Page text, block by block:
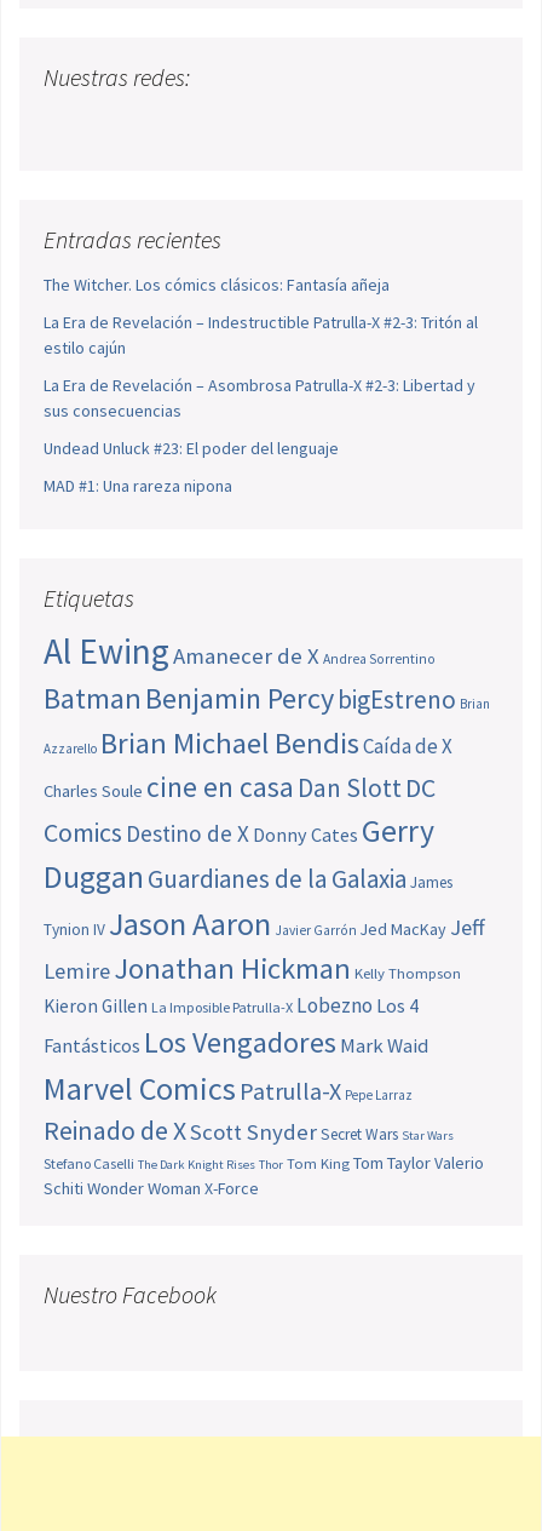
Nuestras redes:
Entradas recientes
The Witcher. Los cómics clásicos: Fantasía añeja
La Era de Revelación – Indestructible Patrulla-X #2-3: Tritón al
estilo cajún
La Era de Revelación – Asombrosa Patrulla-X #2-3: Libertad y
sus consecuencias
Undead Unluck #23: El poder del lenguaje
MAD #1: Una rareza nipona
Etiquetas
Al EwingAmanecer de X Andrea Sorrentino
Batman Benjamin PercybigEstreno Brian
Azzarello Brian Michael BendisCaída de X
Charles Soule cine en casa Dan SlottDC
Comics Destino de X Donny Cates Gerry
Duggan Guardianes de la Galaxia James
Tynion IV Jason Aaron Javier Garrón Jed MacKay Jeff
LemireJonathan Hickman Kelly Thompson
Kieron Gillen La Imposible Patrulla-X Lobezno Los 4
Fantásticos Los Vengadores Mark Waid
Marvel Comics Patrulla-X Pepe Larraz
Reinado de XScott SnyderSecret Wars Star Wars
Stefano Caselli The Dark Knight Rises Thor Tom King Tom TaylorValerio
Schiti Wonder Woman X-Force
Nuestro Facebook